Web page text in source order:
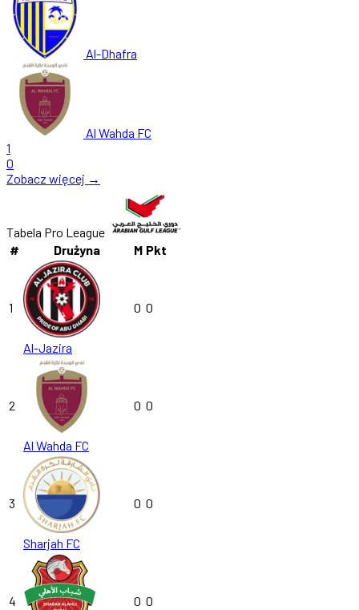
Al-Dhafra
Al Wahda FC
1
0
Zobacz więcej →
Tabela Pro League
#
Drużyna M Pkt
1
Al-Jazira
0 0
2
Al Wahda FC
0 0
3
Sharjah FC
0 0
4 0 0